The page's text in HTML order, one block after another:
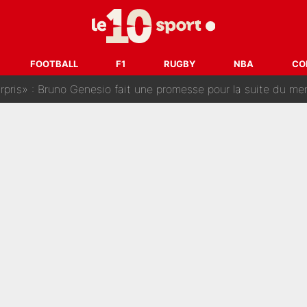
FOOTBALL F1 RUGBY NBA
à 100M€ du PSG qui fait basculer le mercato du
à l’OM : Le départ qui soulage le vestiaire de
: Bruno Genesio fait une promesse pour la suite du